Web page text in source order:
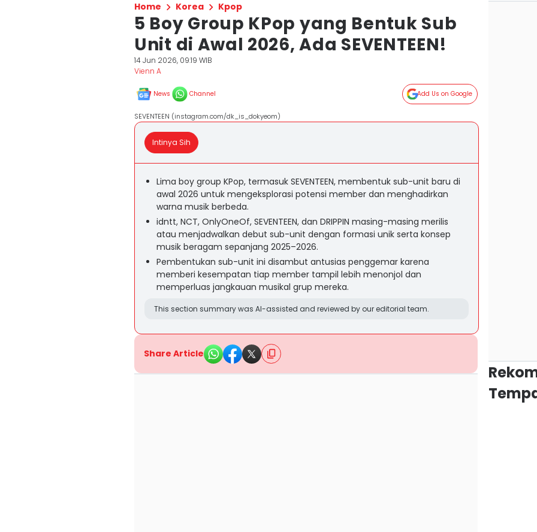
Home Korea Kpop
5 Boy Group KPop yang Bentuk Sub
Unit di Awal 2026, Ada SEVENTEEN!
14 Jun 2026, 09:19 WIB
Vienn A
News Channel Add Us on Google
SEVENTEEN (instagram.com/dk_is_dokyeom)
Intinya Sih
Lima boy group KPop, termasuk SEVENTEEN, membentuk sub-unit baru di
awal 2026 untuk mengeksplorasi potensi member dan menghadirkan
warna musik berbeda.
idntt, NCT, OnlyOneOf, SEVENTEEN, dan DRIPPIN masing-masing merilis
atau menjadwalkan debut sub-unit dengan formasi unik serta konsep
musik beragam sepanjang 2025–2026.
Pembentukan sub-unit ini disambut antusias penggemar karena
memberi kesempatan tiap member tampil lebih menonjol dan
memperluas jangkauan musikal grup mereka.
This section summary was AI-assisted and reviewed by our editorial team.
Share Article